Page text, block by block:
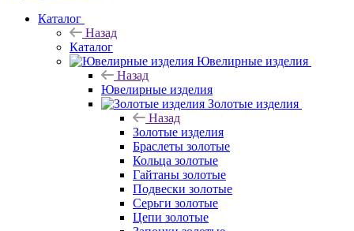
Каталог
Назад
Каталог
Ювелирные изделия
Назад
Ювелирные изделия
Золотые изделия
Назад
Золотые изделия
Браслеты золотые
Кольца золотые
Гайтаны золотые
Подвески золотые
Серьги золотые
Цепи золотые